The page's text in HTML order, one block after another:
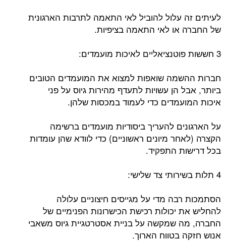
לעיתים זה עלול להוביל לאי התאמה לתרבות הארגונית
של החברה או לאי התאמה בציפיות.
3 חששות פוטנציאליים לאיכות מועמדים:
חברות ההשמה שואפות למצוא את המועמדים הטובים
ביותר, אבל הן עשויות לתעדף מהירות גיוס על פני
איכות המועמדים כדי לעמוד במכסות שלהן.
על הארגונים להעריך ביסודיות מועמדים ברשימה
הקצרה (לאחר מיונים ראשוניים) כדי לוודא שהן עומדות
בכל דרישות התפקיד.
4 תלות בשירותי צד שלישי:
הסתמכות רבה מדי על מגייסים חיצוניים עלולה
להחליש את יכולות רכישת הכישרונות הפנימיים של
החברה, מה שמקשה על בניית אסטרטגיית גיוס משאבי
אנוש חזקה בטווח הארוך.